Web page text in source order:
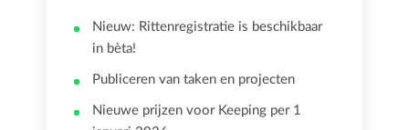
Nieuw: Rittenregistratie is beschikbaar
in bèta!
Publiceren van taken en projecten
Nieuwe prijzen voor Keeping per 1